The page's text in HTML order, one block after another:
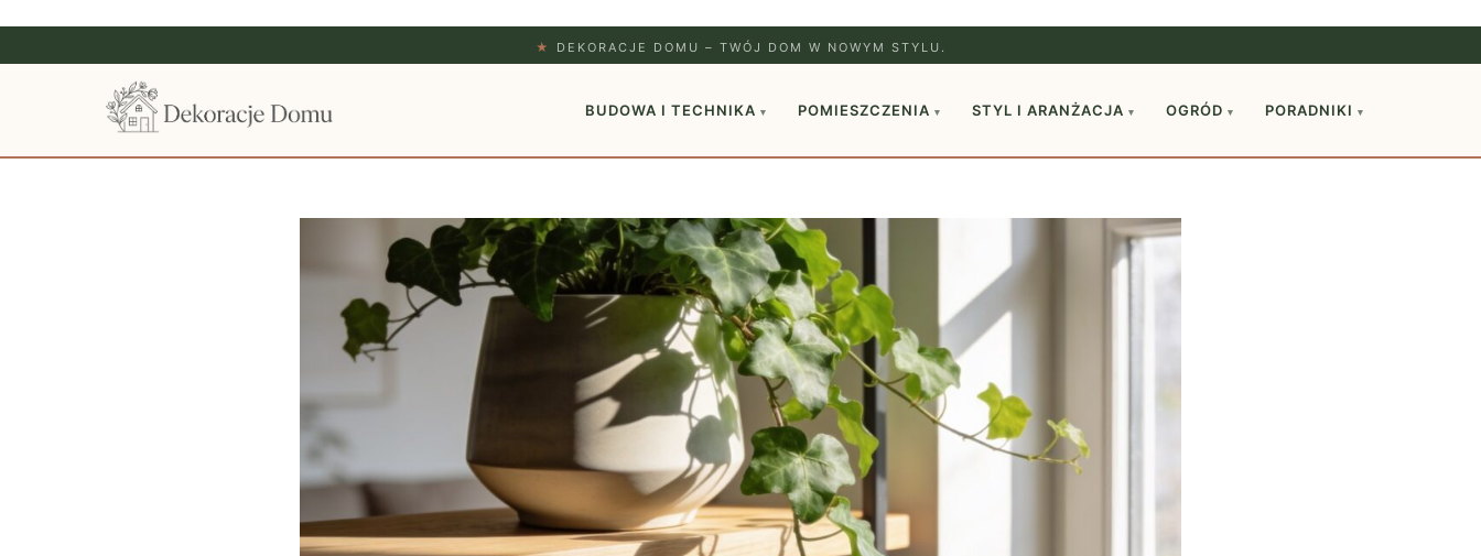
★ DEKORACJE DOMU – TWÓJ DOM W NOWYM STYLU.
BUDOWA I TECHNIKA ▾ POMIESZCZENIA ▾ STYL I ARANŻACJA ▾ OGRÓD ▾ PORADNIKI ▾